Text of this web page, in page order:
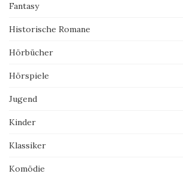
Fantasy
Historische Romane
Hörbücher
Hörspiele
Jugend
Kinder
Klassiker
Komödie